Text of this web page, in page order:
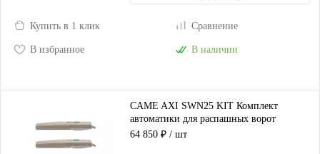
Купить в 1 клик Сравнение
В избранное В наличии
CAME AXI SWN25 KIT Комплект
автоматики для распашных ворот
(корпус серый)
64 850 ₽ / шт